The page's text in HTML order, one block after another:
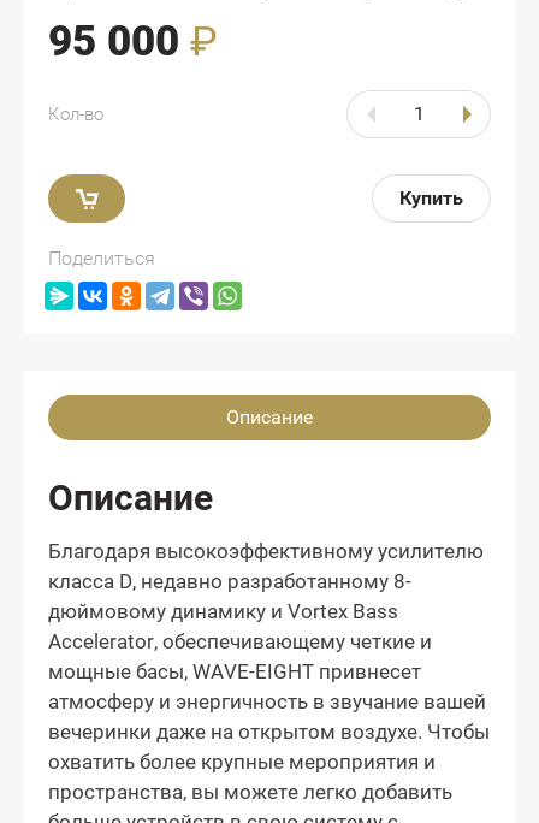
95 000 ₽
Кол-во
Купить
Поделиться
Описание
Описание
Благодаря высокоэффективному усилителю
класса D, недавно разработанному 8-
дюймовому динамику и Vortex Bass
Accelerator, обеспечивающему четкие и
мощные басы, WAVE-EIGHT привнесет
атмосферу и энергичность в звучание вашей
вечеринки даже на открытом воздухе. Чтобы
охватить более крупные мероприятия и
пространства, вы можете легко добавить